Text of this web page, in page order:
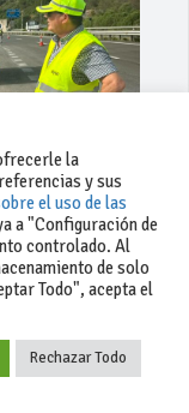
0 0
en la
la
y sus
el uso de las
a "Configuración de
controlado. Al
de solo
Todo", acepta el
Rechazar Todo